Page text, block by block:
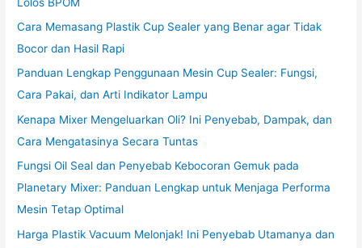
Cara Memasang Plastik Cup Sealer yang Benar agar Tidak
Bocor dan Hasil Rapi
Panduan Lengkap Penggunaan Mesin Cup Sealer: Fungsi,
Cara Pakai, dan Arti Indikator Lampu
Kenapa Mixer Mengeluarkan Oli? Ini Penyebab, Dampak, dan
Cara Mengatasinya Secara Tuntas
Fungsi Oil Seal dan Penyebab Kebocoran Gemuk pada
Planetary Mixer: Panduan Lengkap untuk Menjaga Performa
Mesin Tetap Optimal
Harga Plastik Vacuum Melonjak! Ini Penyebab Utamanya dan